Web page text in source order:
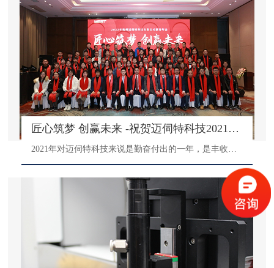
匠心筑梦 创赢未来 -祝贺迈伺特科技2021年年会暨新春晚会顺利召开
2021年对迈伺特科技来说是勤奋付出的一年，是丰收喜悦的一年，是具有里程碑式的一年。这一年我们在克服诸多困难的同时也获得了成长，这一年里更多优秀的家人因为迈伺特而相聚。本次年终总结大会暨新春晚会主题为匠心筑梦，创赢未来，于2022年1月22日在杭州君尚酒店召开。除了公司领导班子及全体员工，还邀请了员工家属以及合作伙伴出席本次晚会。